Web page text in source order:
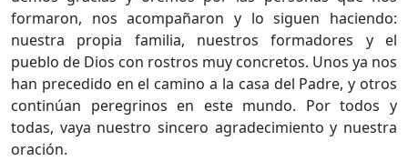
formaron, nos acompañaron y lo siguen haciendo:
nuestra propia familia, nuestros formadores y el
pueblo de Dios con rostros muy concretos. Unos ya nos
han precedido en el camino a la casa del Padre, y otros
continúan peregrinos en este mundo. Por todos y
todas, vaya nuestro sincero agradecimiento y nuestra
oración.